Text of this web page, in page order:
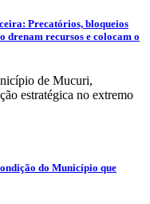
Precatórios, bloqueios
drenam recursos e colocam o
de Mucuri,
estratégica no extremo
do Município que